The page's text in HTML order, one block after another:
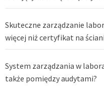
Skuteczne zarządzanie
więcej niż certyfikat na
System zarządzania w
także pomiędzy audytami?